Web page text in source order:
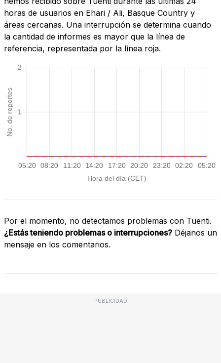
horas de usuarios en Ehari / Ali, Basque Country y
áreas cercanas. Una interrupción se determina cuando
la cantidad de informes es mayor que la línea de
referencia, representada por la línea roja.
Por el momento, no detectamos problemas con Tuenti.
¿Estás teniendo problemas o interrupciones? Déjanos un
mensaje en los comentarios.
PUBLICIDAD